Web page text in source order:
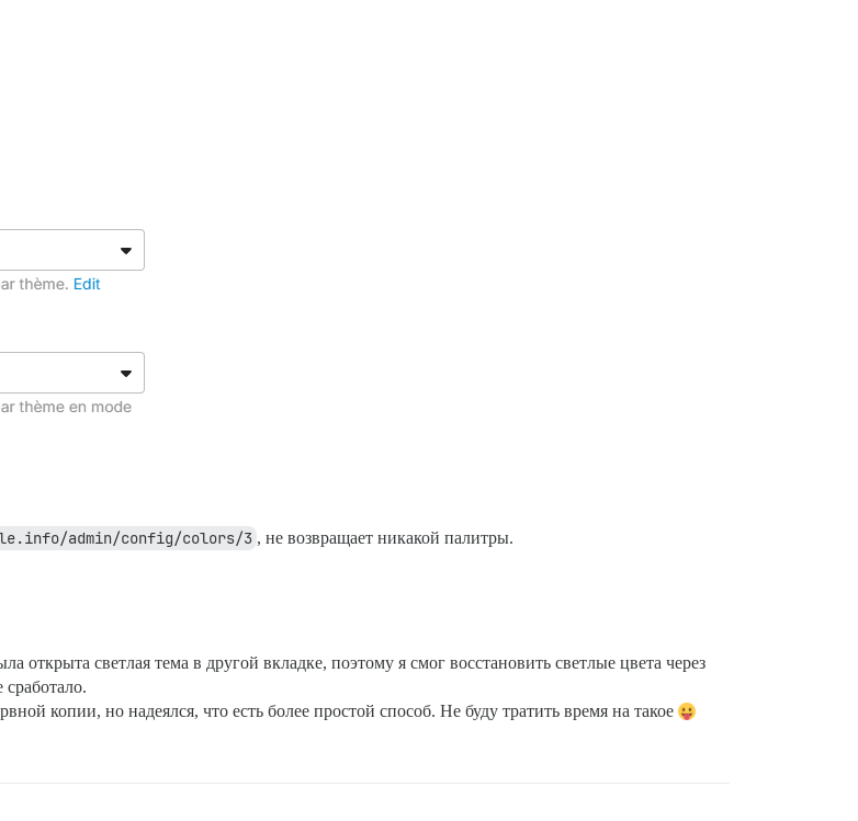
admin/config/colors/3 , не возвращает никакой палитры.
открыта светлая тема в другой вкладке, поэтому я смог восстановить светлые цвета через
копии, но надеялся, что есть более простой способ. Не буду тратить время на такое